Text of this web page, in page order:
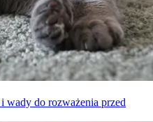
wady do rozważenia przed